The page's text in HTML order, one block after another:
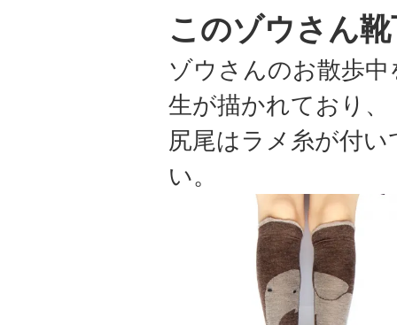
このゾウさん
ゾウさんのお散歩
生が描かれており、
尻尾はラメ糸が付
い。